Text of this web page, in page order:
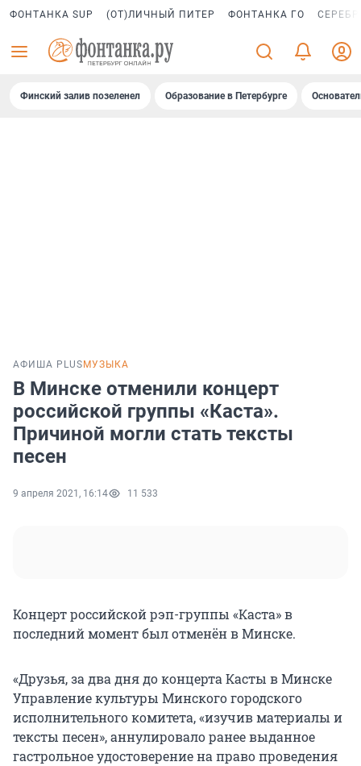
ФОНТАНКА SUP (ОТ)ЛИЧНЫЙ ПИТЕР ФОНТАНКА ГО
Финский залив позеленел Образование в Петербурге
АФИША PLUS МУЗЫКА
В Минске отменили концерт
российской группы «Каста».
Причиной могли стать тексты
песен
9 апреля 2021, 16:14 11 533
Концерт российской рэп-группы «Каста» в
последний момент был отменён в Минске.
«Друзья, за два дня до концерта Касты в Минске
Управление культуры Минского городского
исполнительного комитета, «изучив материалы и
тексты песен», аннулировало ранее выданное
гастрольное удостоверение на право проведения